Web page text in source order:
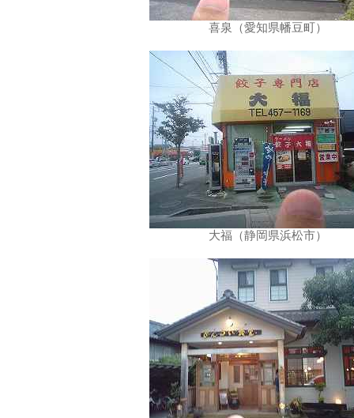
喜泉（愛知県幡豆町）
大福（静岡県浜松市）